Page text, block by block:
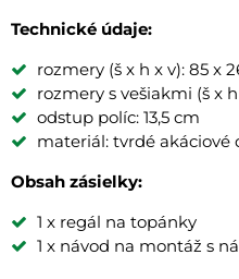
Technické údaje:
rozmery (š x h x v): 85 x
rozmery s vešiakmi (š x
odstup políc: 13,5 cm
materiál: tvrdé akáciové
Obsah zásielky:
1 x regál na topánky
1 x návod na montáž s